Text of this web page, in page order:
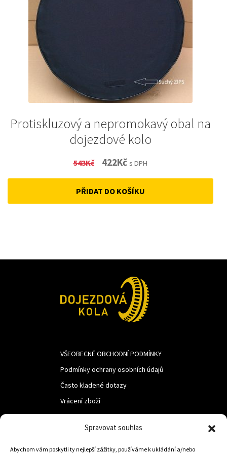
Spravovat souhlas
Abychom vám poskytli ty nejlepší zážitky, používáme k ukládání a/nebo
Protiskluzový a nepromokavý obal na
dojezdové kolo
543Kč
Original
price
was:
422KčCurrent
price
is:
s DPH
PŘIDAT DO KOŠÍKU
VŠEOBECNÉ OBCHODNÍ PODMÍNKY
Podmínky ochrany osobních údajů
Často kladené dotazy
Vrácení zboží
LUF s.r.o.
Nám. M.R.Štefanika 518,